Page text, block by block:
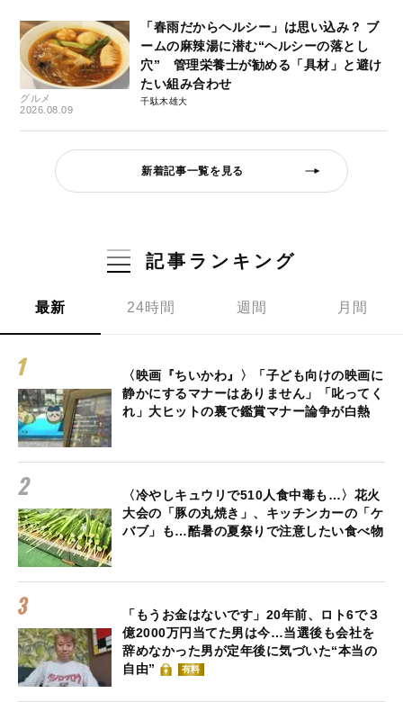
グルメ
2026.08.09
「春雨だからヘルシー」は思い込み？ ブ
ームの麻辣湯に潜む“ヘルシーの落とし
穴” 管理栄養士が勧める「具材」と避け
たい組み合わせ
千駄木雄大
新着記事一覧を見る
記事ランキング
最新 24時間 週間 月間
〈映画『ちいかわ』〉「子ども向けの映画に
静かにするマナーはありません」「叱ってく
れ」大ヒットの裏で鑑賞マナー論争が白熱
〈冷やしキュウリで510人食中毒も…〉花火
大会の「豚の丸焼き」、キッチンカーの「ケ
バブ」も…酷暑の夏祭りで注意したい食べ物
「もうお金はないです」20年前、ロト6で３
億2000万円当てた男は今…当選後も会社を
辞めなかった男が定年後に気づいた“本当の
自由”
有料